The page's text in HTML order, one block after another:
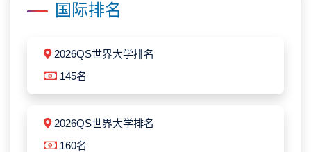
国际排名
2026QS世界大学排名
145名
2026QS世界大学排名
160名